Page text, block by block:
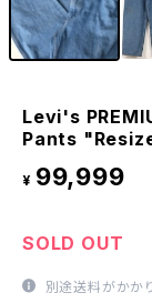
Levi's
Pants
¥ 99,999
SOLD OUT
別途送料がかか